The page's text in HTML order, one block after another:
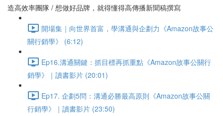
造高效率團隊 / 想做好品牌，就得懂得高傳播新聞稿撰寫
開場集｜向世界首富，學溝通與企劃力《Amazon故事公
關行銷學》 (6:12)
Ep16.溝通關鍵：抓目標再抓重點《Amazon故事公關行
銷學》｜讀書影片 (20:01)
Ep17. 企劃5問：溝通必勝最高原則《Amazon故事公關
行銷學》｜讀書影片 (23:50)